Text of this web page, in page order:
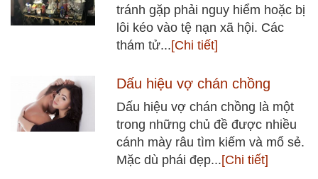
tránh gặp phải nguy hiểm hoặc bị
lôi kéo vào tệ nạn xã hội. Các
thám tử...[Chi tiết]
Dấu hiệu vợ chán chồng
Dấu hiệu vợ chán chồng là một
trong những chủ đề được nhiều
cánh mày râu tìm kiếm và mổ sẻ.
Mặc dù phái đẹp...[Chi tiết]